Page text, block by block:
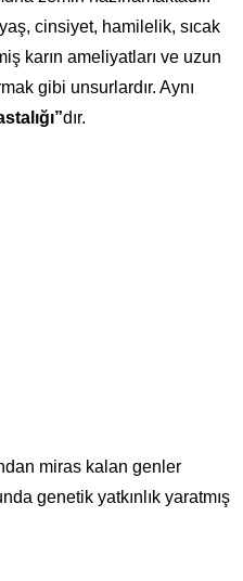
cinsiyet, hamilelik, sıcak
karın ameliyatları ve uzun
gibi unsurlardır. Aynı
dır.
miras kalan genler
genetik yatkınlık yaratmış